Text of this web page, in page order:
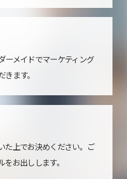
ーメイドでマーケティング
ます。
た上でお決めください。ご
お出しします。